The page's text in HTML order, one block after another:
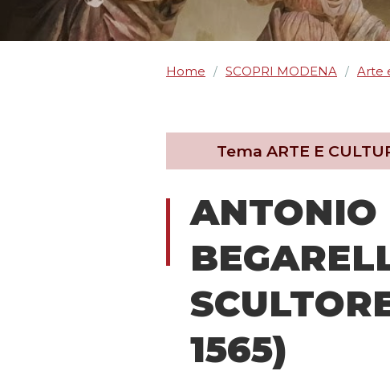
Home / SCOPRI MODENA / Arte
Tema ARTE E
ANTONIO
1565)